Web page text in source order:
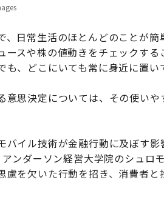
、日常生活のほとんどのことが
ースや株の値動きをチェックす
、どこにいても常に身近に置い
意思決定については、その使い
バイル技術が金融行動に及ぼす
ンダーソン経営大学院のシュロ
慮を欠いた行動を招き、消費者